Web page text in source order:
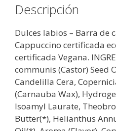
Descripción
Dulces labios – Barra de
Cappuccino certificada
certificada Vegana.
communis (Castor) Seed
Candelilla Cera,
(Carnauba Wax),
Isoamyl Laurate,
Butter(*), Helianthus